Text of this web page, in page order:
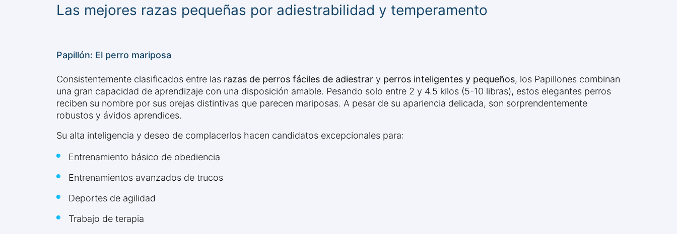
Las mejores razas pequeñas por adiestrabilidad y temperamento
Papillón: El perro mariposa
Consistentemente clasificados entre las razas de perros fáciles de adiestrar y perros inteligentes y pequeños, los Papillones combinan
una gran capacidad de aprendizaje con una disposición amable. Pesando solo entre 2 y 4.5 kilos (5-10 libras), estos elegantes perros
reciben su nombre por sus orejas distintivas que parecen mariposas. A pesar de su apariencia delicada, son sorprendentemente
robustos y ávidos aprendices.
Su alta inteligencia y deseo de complacerlos hacen candidatos excepcionales para:
Entrenamiento básico de obediencia
Entrenamientos avanzados de trucos
Deportes de agilidad
Trabajo de terapia